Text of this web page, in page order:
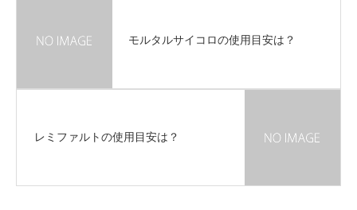
モルタルサイコロの使用目安は？
レミファルトの使用目安は？